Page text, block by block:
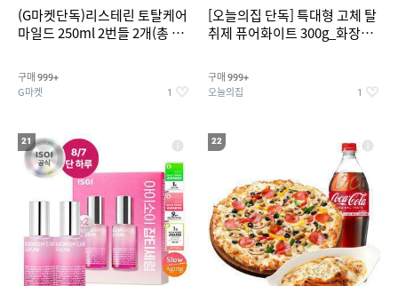
(G마켓단독)리스테린 토탈케어
마일드 250ml 2번들 2개(총 4
100ml 3개 증정
구매 999+
G마켓 1
[오늘의집 단독] 특대형 고체 탈
취제 퓨어화이트 300g_화장실
구매 999+
오늘의집 1
21 22